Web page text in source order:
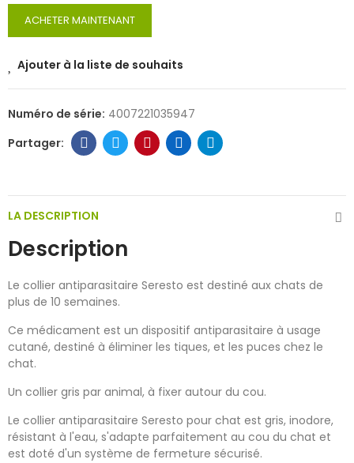
ACHETER MAINTENANT
Ajouter à la liste de souhaits
Numéro de série: 4007221035947
LA DESCRIPTION
Description
Le collier antiparasitaire Seresto est destiné aux chats de
plus de 10 semaines.
Ce médicament est un dispositif antiparasitaire à usage
cutané, destiné à éliminer les tiques, et les puces chez le
chat.
Un collier gris par animal, à fixer autour du cou.
Le collier antiparasitaire Seresto pour chat est gris, inodore,
résistant à l'eau, s'adapte parfaitement au cou du chat et
est doté d'un système de fermeture sécurisé.